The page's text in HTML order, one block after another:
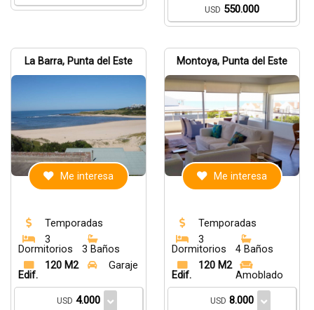
USD 550.000
La Barra, Punta del Este
Me interesa
Temporadas
3
Dormitorios
3 Baños
120 M2
Edif.
Garaje
USD 4.000
Montoya, Punta del Este
Me interesa
Temporadas
3
Dormitorios
4 Baños
120 M2
Edif.
Amoblado
USD 8.000